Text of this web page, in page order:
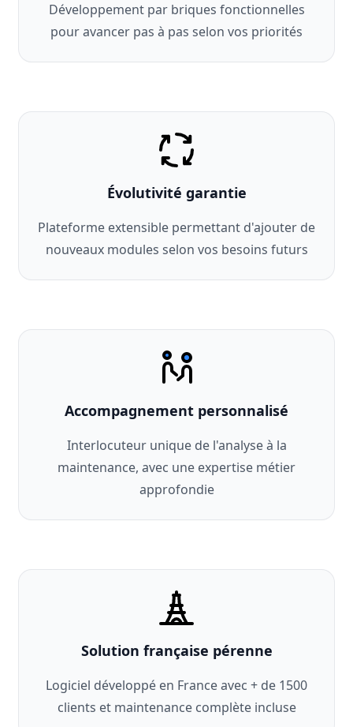
Développement par briques fonctionnelles
pour avancer pas à pas selon vos priorités
Évolutivité garantie
Plateforme extensible permettant d'ajouter de
nouveaux modules selon vos besoins futurs
Accompagnement personnalisé
Interlocuteur unique de l'analyse à la
maintenance, avec une expertise métier
approfondie
Solution française pérenne
Logiciel développé en France avec + de 1500
clients et maintenance complète incluse